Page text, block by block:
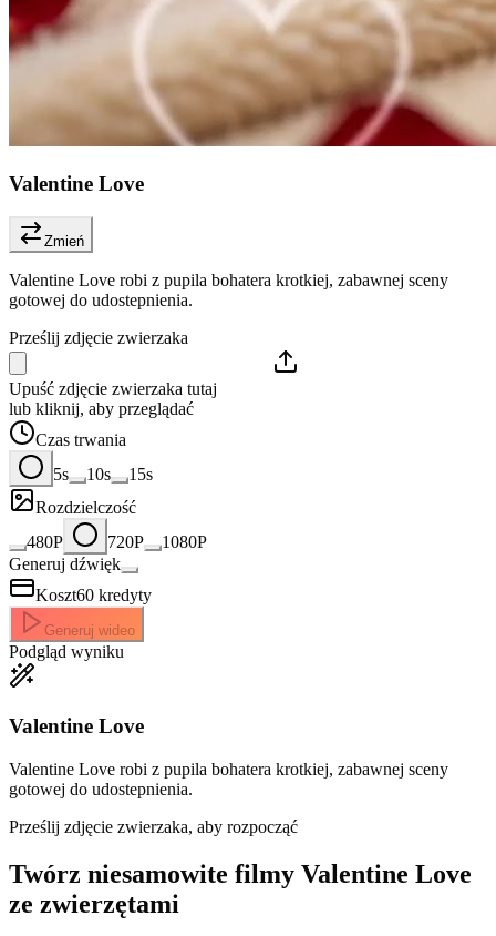
Valentine Love
Zmień
Valentine Love robi z pupila bohatera krotkiej, zabawnej sceny
gotowej do udostepnienia.
Prześlij zdjęcie zwierzaka
Upuść zdjęcie zwierzaka tutaj
lub kliknij, aby przeglądać
Czas trwania
5s
10s
15s
Rozdzielczość
480P
720P
1080P
Generuj dźwięk
Koszt60 kredyty
Generuj wideo
Podgląd wyniku
Valentine Love
Valentine Love robi z pupila bohatera krotkiej, zabawnej sceny
gotowej do udostepnienia.
Prześlij zdjęcie zwierzaka, aby rozpocząć
Twórz niesamowite filmy Valentine Love
ze zwierzętami